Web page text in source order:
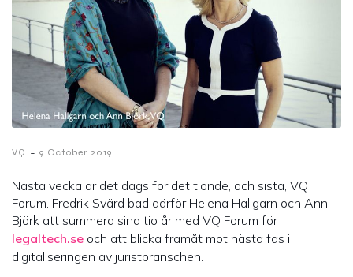
VQ - 9 October 2019
Nästa vecka är det dags för det tionde, och sista, VQ
Forum. Fredrik Svärd bad därför Helena Hallgarn och Ann
Björk att summera sina tio år med VQ Forum för
legaltech.se och att blicka framåt mot nästa fas i
digitaliseringen av juristbranschen.